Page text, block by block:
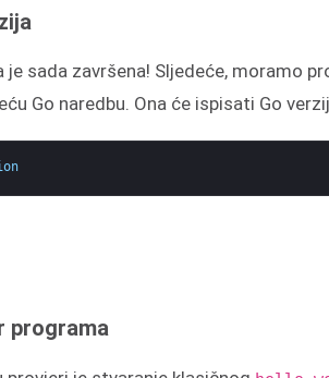
je sada završena! Sljedeće, moramo
Go naredbu. Ona će ispisati Go
programa